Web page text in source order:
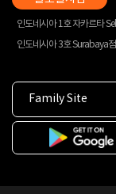
인도네시아 1호 자카르타
인도네시아 3호 Surabaya점
Family Site